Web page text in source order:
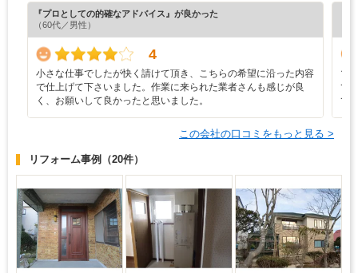
『プロとしての的確なアドバイス』が良かった
（60代／男性）
4
小さな仕事でしたが快く請けて頂き、こちらの希望に沿った内容
で仕上げて下さいました。作業に来られた業者さんも感じが良
く、お願いして良かったと思いました。
マ
て
て
この会社の口コミをもっと見る >
リフォーム事例 （20件）